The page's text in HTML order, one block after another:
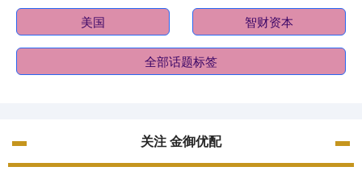
美国 智财资本
全部话题标签
关注 金御优配